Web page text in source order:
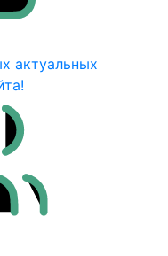
актуальных